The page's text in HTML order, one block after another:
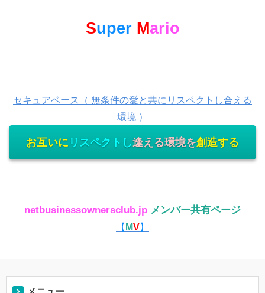
Super Mario
セキュアベース（ 無条件の愛と共にリスペクトし合える
環境 ）
お互いに リスペクトし逢える環境を創造する
netbusinessownersclub.jp メンバー共有ページ
【 MV】